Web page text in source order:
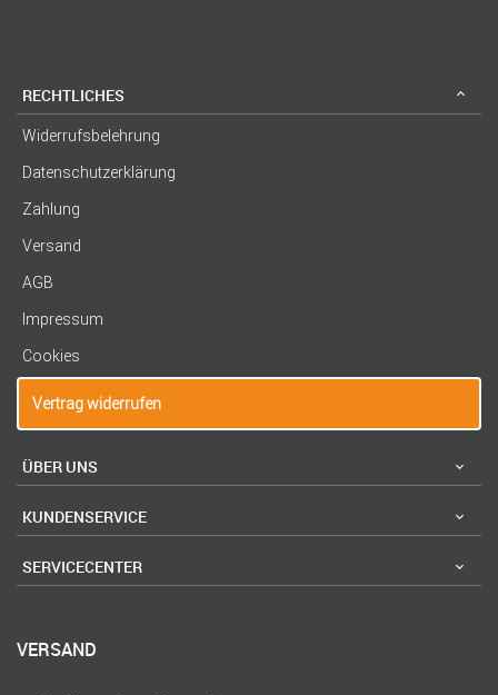
RECHTLICHES
Widerrufsbelehrung
Datenschutzerklärung
Zahlung
Versand
AGB
Impressum
Cookies
Vertrag widerrufen
ÜBER UNS
KUNDENSERVICE
SERVICECENTER
VERSAND